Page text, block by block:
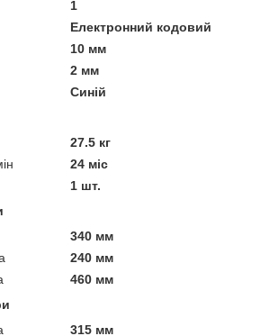
1
Електронний кодовий
10 мм
2 мм
Синій
27.5 кг
24 міс
1 шт.
340 мм
240 мм
460 мм
315 мм